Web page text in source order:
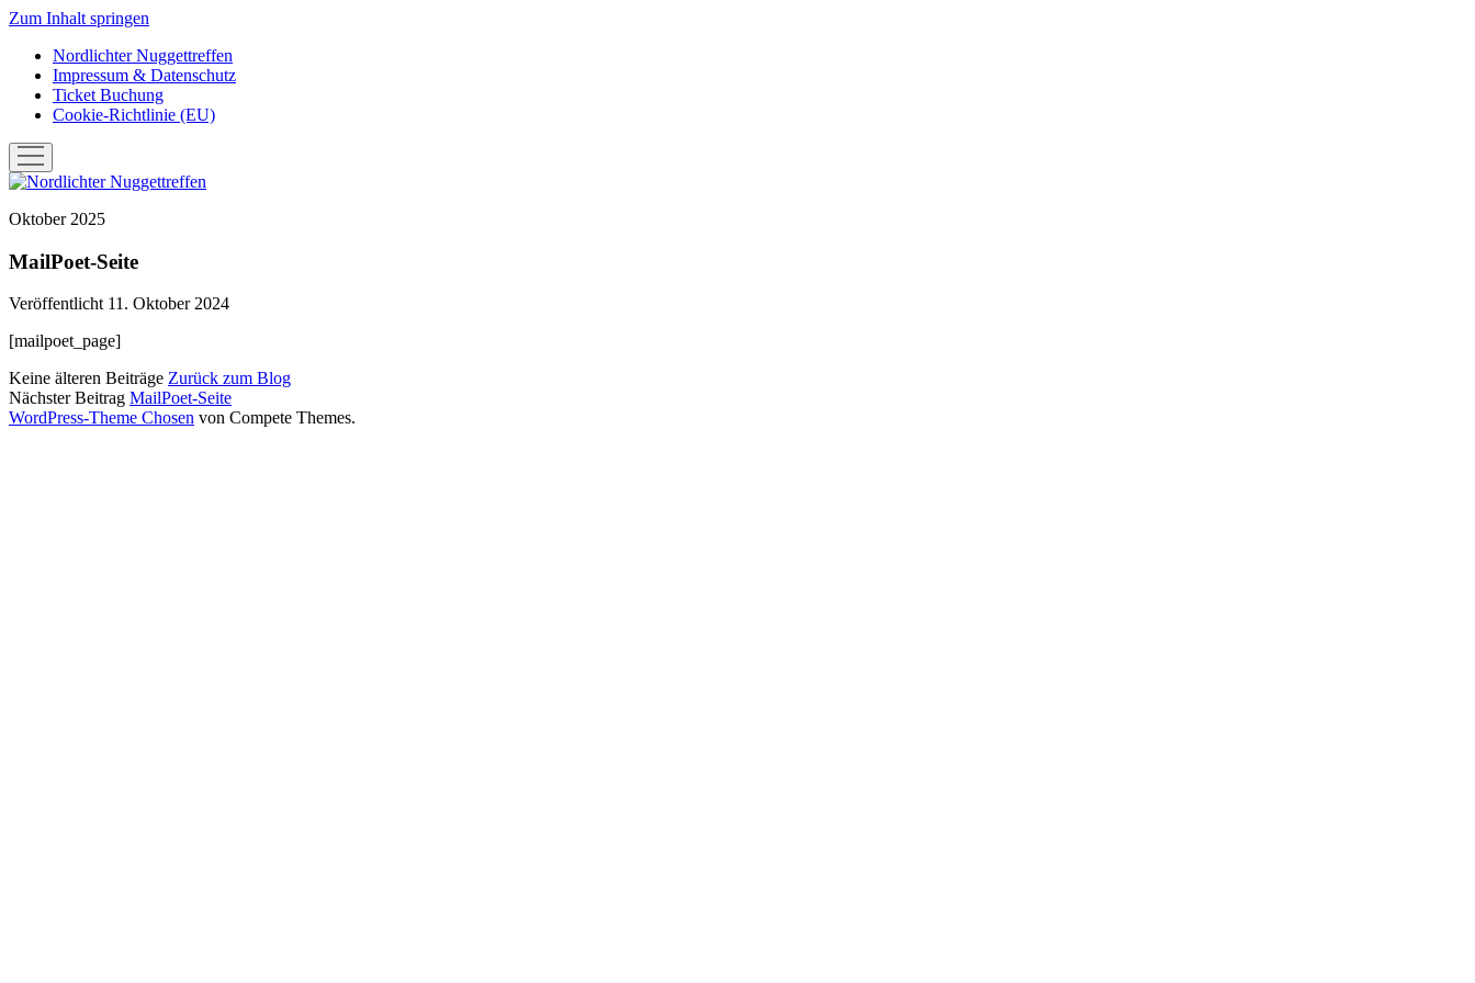
Zum Inhalt springen
Nordlichter Nuggettreffen
Impressum & Datenschutz
Ticket Buchung
Cookie-Richtlinie (EU)
Menü
öffnen
Nordlichter
Oktober 2025
MailPoet-Seite
Veröffentlicht 11. Oktober 2024
[mailpoet_page]
Keine älteren Beiträge Zurück zum Blog
Nächster Beitrag MailPoet-Seite
WordPress-Theme Chosen von Compete Themes.